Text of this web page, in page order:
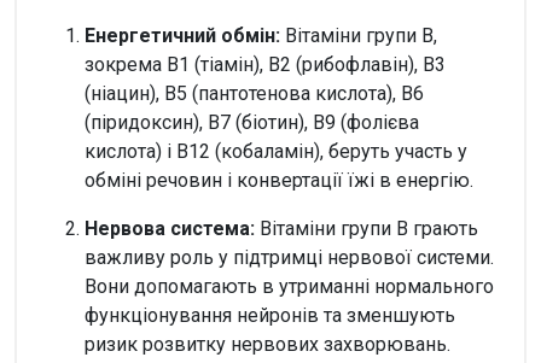
Енергетичний обмін: Вітаміни групи В,
зокрема B1 (тіамін), B2 (рибофлавін), B3
(ніацин), B5 (пантотенова кислота), B6
(піридоксин), B7 (біотин), B9 (фолієва
кислота) і B12 (кобаламін), беруть участь у
обміні речовин і конвертації їжі в енергію.
Нервова система: Вітаміни групи В грають
важливу роль у підтримці нервової системи.
Вони допомагають в утриманні нормального
функціонування нейронів та зменшують
ризик розвитку нервових захворювань.